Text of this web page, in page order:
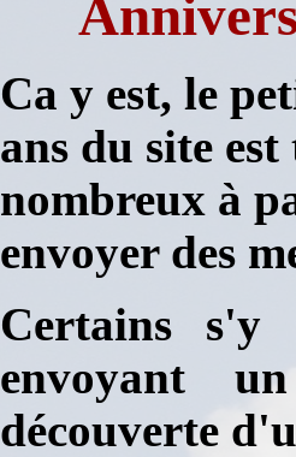
Ca y est, le
ans du site
nombreux à
envoyer des
Certains s'y
envoyant
découverte